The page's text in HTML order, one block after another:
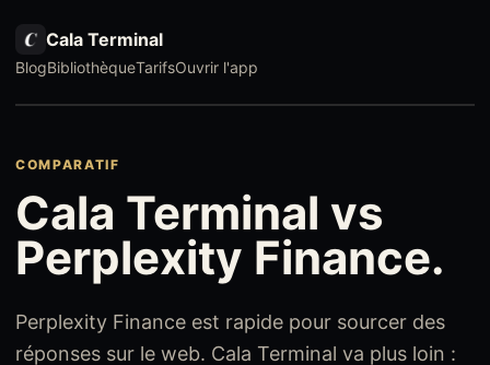
Cala Terminal
BlogBibliothèqueTarifsOuvrir l'app
COMPARATIF
Cala Terminal vs
Perplexity Finance.
Perplexity Finance est rapide pour sourcer des
réponses sur le web. Cala Terminal va plus loin :